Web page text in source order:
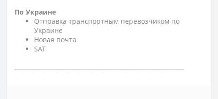
По Украине
Отправка транспортным перевозчиком по
Украине
Новая почта
SAT